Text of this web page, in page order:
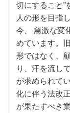
切にすること”
人の形を目指
今、 急激な変
めています。
形ではなく、
り、汗を流し
が求められて
化に伴う法改
が果たすべき